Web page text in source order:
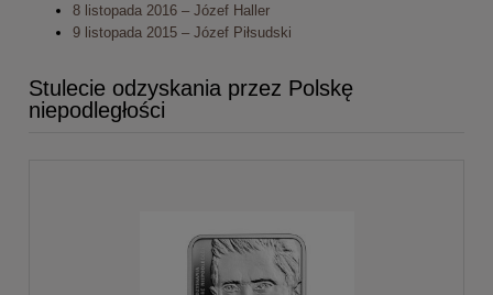
8 listopada 2016 – Józef Haller
9 listopada 2015 – Józef Piłsudski
Stulecie odzyskania przez Polskę
niepodległości